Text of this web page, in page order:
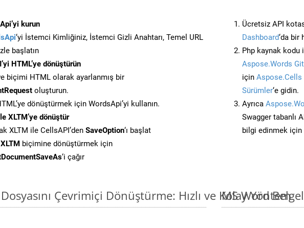
kurun
‘yi İstemci Kimliğiniz, İstemci Gizli Anahtarı, Temel URL
başlatın
HTML’ye dönüştürün
biçimi HTML olarak ayarlanmış bir
oluşturun.
dönüştürmek için WordsApi’yi kullanın.
XLTM’ye dönüştür
XLTM ile CellsAPI’den SaveOption‘ı başlat
XLTM biçimine dönüştürmek için
‘i çağır
Ücretsiz API
Dashboard‘da bir
Php kaynak kodu
Aspose.Words
için Aspose.Cells
Sürümler‘e gidin.
Ayrıca
Swagger tabanlı
bilgi edinmek
Çevrimiçi Dönüştürme: Hızlı ve Kolay Yöntem
MS Word